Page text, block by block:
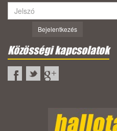
Bejelentkezés
Közösségi kapcsolatok